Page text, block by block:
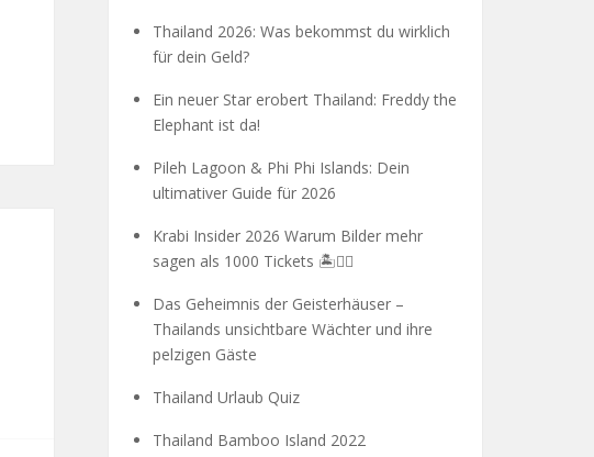
Thailand 2026: Was bekommst du wirklich
für dein Geld?
Ein neuer Star erobert Thailand: Freddy the
Elephant ist da!
Pileh Lagoon & Phi Phi Islands: Dein
ultimativer Guide für 2026
Krabi Insider 2026 Warum Bilder mehr
sagen als 1000 Tickets 🏝️🧗‍♂️
Das Geheimnis der Geisterhäuser –
Thailands unsichtbare Wächter und ihre
pelzigen Gäste
Thailand Urlaub Quiz
Thailand Bamboo Island 2022